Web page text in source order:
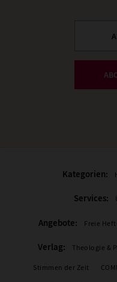
Kategorien:
Services:
Angebote: Freie
Verlag: Theologie &
Stimmen der Zeit